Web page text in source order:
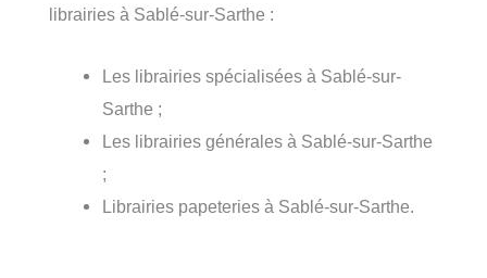
librairies à Sablé-sur-Sarthe :
Les librairies spécialisées à Sablé-sur-
Sarthe ;
Les librairies générales à Sablé-sur-Sarthe
;
Librairies papeteries à Sablé-sur-Sarthe.